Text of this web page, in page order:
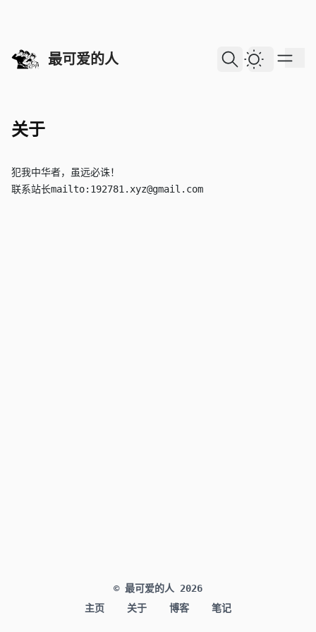
skip to content
最可爱的人 Dark Theme
关于
犯我中华者，虽远必诛！
联系站长mailto:192781.xyz@gmail.com
© 最可爱的人 2026
主页
关于 博客 笔记